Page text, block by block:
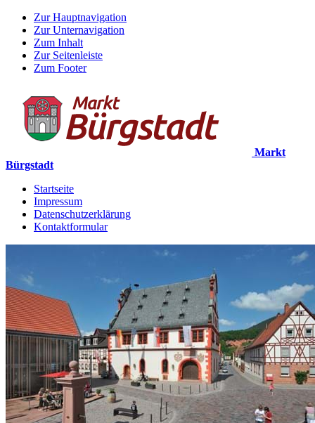
Zur Hauptnavigation
Zur Unternavigation
Zum Inhalt
Zur Seitenleiste
Zum Footer
Markt
Bürgstadt
Startseite
Impressum
Datenschutzerklärung
Kontaktformular